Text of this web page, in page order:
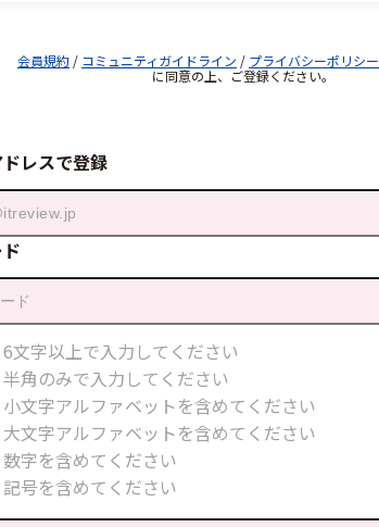
会員規約 / コミュニティガイドライン / プライバシーポリシー
に同意の上、ご登録ください。
レスで登録
6文字以上で入力してください
半角のみで入力してください
小文字アルファベットを含めてください
大文字アルファベットを含めてください
数字を含めてください
記号を含めてください